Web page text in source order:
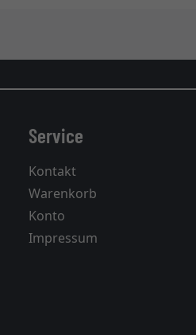
Service
Kontakt
Warenkorb
Konto
Impressum